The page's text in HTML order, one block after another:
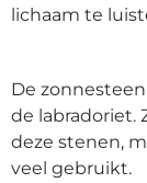
lichaam te
De
de labradoriet.
deze stenen,
veel gebruikt.